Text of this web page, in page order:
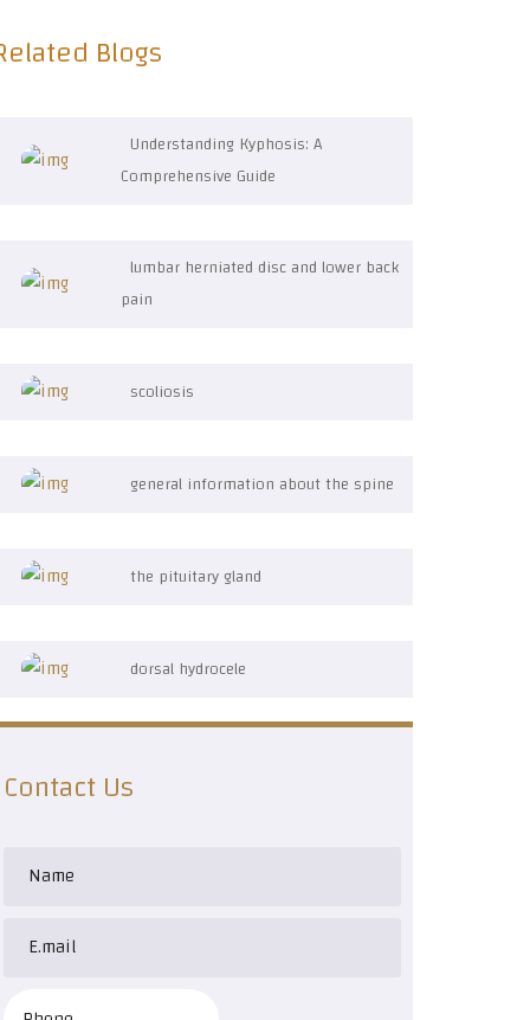
Blogs
Understanding Kyphosis: A
Comprehensive Guide
lumbar herniated disc and lower back
pain
scoliosis
general information about the spine
the pituitary gland
dorsal hydrocele
Contact Us